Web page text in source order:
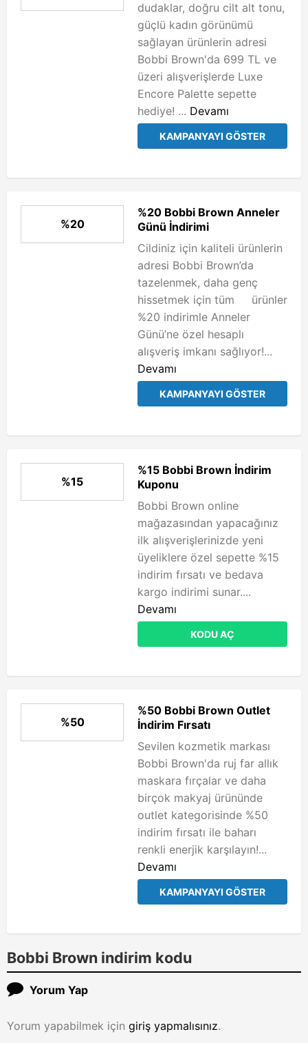
dudaklar, doğru cilt alt tonu,
güçlü kadın görünümü
sağlayan ürünlerin adresi
Bobbi Brown'da 699 TL ve
üzeri alışverişlerde Luxe
Encore Palette sepette
hediye! ... Devamı
KAMPANYAYI GÖSTER
%20
%20 Bobbi Brown Anneler
Günü İndirimi
Cildiniz için kaliteli ürünlerin
adresi Bobbi Brown’da
tazelenmek, daha genç
hissetmek için tüm ürünler
%20 indirimle Anneler
Günü’ne özel hesaplı
alışveriş imkanı sağlıyor!...
Devamı
KAMPANYAYI GÖSTER
%15
%15 Bobbi Brown İndirim
Kuponu
Bobbi Brown online
mağazasından yapacağınız
ilk alışverişlerinizde yeni
üyeliklere özel sepette %15
indirim fırsatı ve bedava
kargo indirimi sunar....
Devamı
KODU AÇ
%50
%50 Bobbi Brown Outlet
İndirim Fırsatı
Sevilen kozmetik markası
Bobbi Brown'da ruj far allık
maskara fırçalar ve daha
birçok makyaj ürününde
outlet kategorisinde %50
indirim fırsatı ile baharı
renkli enerjik karşılayın!...
Devamı
KAMPANYAYI GÖSTER
Bobbi Brown indirim kodu
Yorum Yap
Yorum yapabilmek için giriş yapmalısınız.